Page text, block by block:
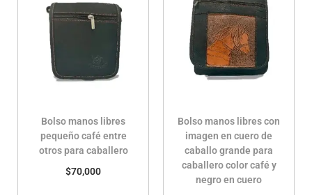
Bolso manos libres
pequeño café entre
otros para caballero
$70,000
Bolso manos libres con
imagen en cuero de
caballo grande para
caballero color café y
negro en cuero